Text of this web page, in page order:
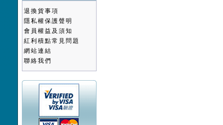
退換貨事項
隱私權保護聲明
會員權益及須知
紅利積點常見問題
網站連結
聯絡我們